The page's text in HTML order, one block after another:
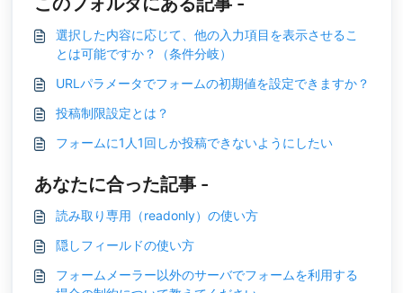
選択した内容に応じて、他の入力項目を表示させるこ
とは可能ですか？（条件分岐）
URLパラメータでフォームの初期値を設定できますか？
投稿制限設定とは？
フォームに1人1回しか投稿できないようにしたい
あなたに合った記事 -
読み取り専用（readonly）の使い方
隠しフィールドの使い方
フォームメーラー以外のサーバでフォームを利用する